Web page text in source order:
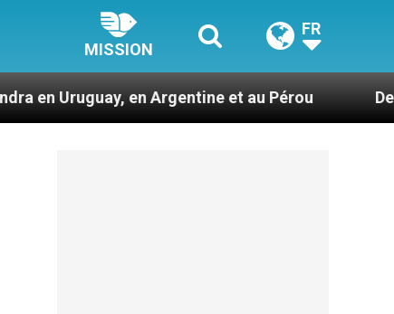
MISSION
FR
en Argentine et au Pérou Des prophètes